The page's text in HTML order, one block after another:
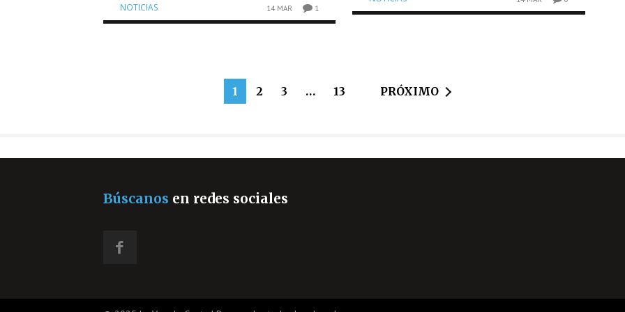
NOTICIAS 14 MAR 1
1 2 3 … 13 PRÓXIMO
Búscanos en redes sociales